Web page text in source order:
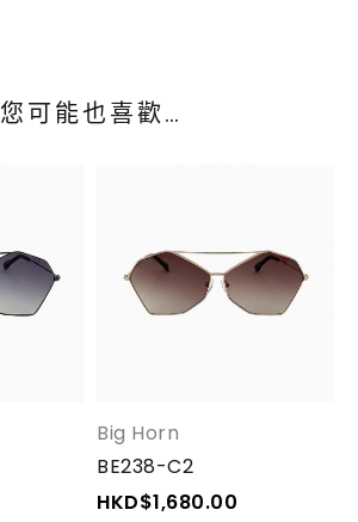
您可能也喜歡…
Big Horn
BE238-C2
HKD$1,680.00